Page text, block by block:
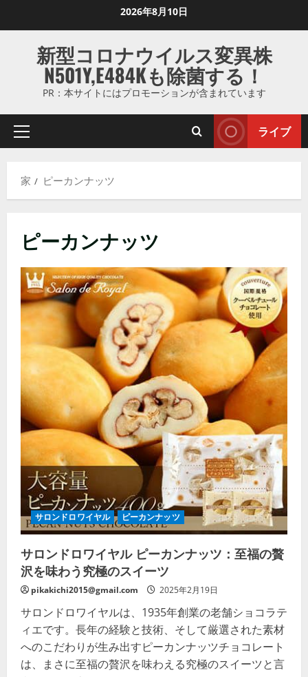
ス
ッ
ま
2026年8月10日
新型コロナウイルス変異株
N501Y,E484Kも除菌する！
PR：本サイトにはプロモーションが含まれています
プ
マ
ニ
ュ
ー
ライブ
家 ピーカンナッツ
ピーカンナッツ
サロンドロワイヤル ピーカンナッツ
サロンドロワイヤル ピーカンナッツ：至福の贅
沢を味わう究極のスイーツ
pikakichi2015@gmail.com 2025年2月19日
サロンドロワイヤルは、1935年創業の老舗ショコラテ
ィエです。長年の経験と技術、そして厳選された素材
へのこだわりが生み出すピーカンナッツチョコレート
は、まさに至福の贅沢を味わえる究極のスイーツと言